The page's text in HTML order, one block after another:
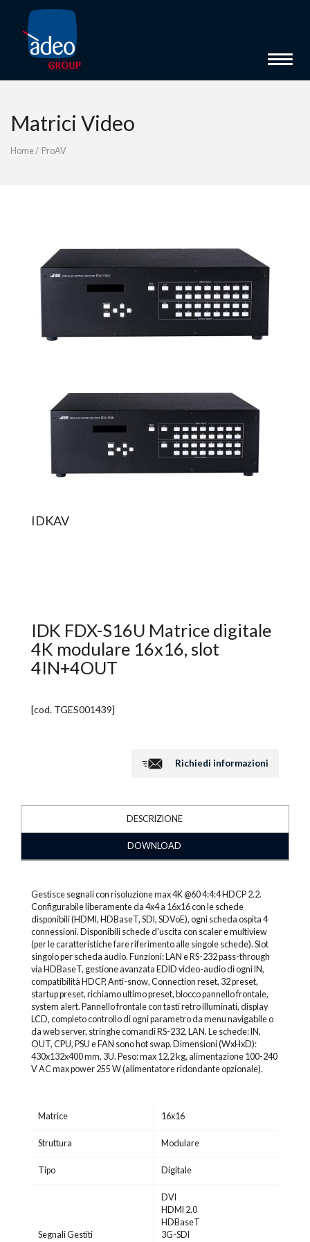
Toggle
Matrici Video
Home/ ProAV
IDKAV
IDK FDX-S16U Matrice digitale
4K modulare 16x16, slot
4IN+4OUT
[cod. TGES001439]
Richiedi informazioni
DESCRIZIONE
DOWNLOAD
Gestisce segnali con risoluzione max 4K @60 4:4:4 HDCP 2.2.
Configurabile liberamente da 4x4 a 16x16 con le schede
disponibili (HDMI, HDBaseT, SDI, SDVoE), ogni scheda ospita 4
connessioni. Disponibili schede d'uscita con scaler e multiview
(per le caratteristiche fare riferimento alle singole schede). Slot
singolo per scheda audio. Funzioni: LAN e RS-232 pass-through
via HDBaseT, gestione avanzata EDID video-audio di ogni IN,
compatibilità HDCP, Anti-snow, Connection reset, 32 preset,
startup preset, richiamo ultimo preset, blocco pannello frontale,
system alert. Pannello frontale con tasti retro illuminati, display
LCD, completo controllo di ogni parametro da menu navigabile o
da web server, stringhe comandi RS-232, LAN. Le schede: IN,
OUT, CPU, PSU e FAN sono hot swap. Dimensioni (WxHxD):
430x132x400 mm, 3U. Peso: max 12,2 kg, alimentazione 100-240
V AC max power 255 W (alimentatore ridondante opzionale).
Matrice 16x16
Struttura Modulare
Tipo Digitale
Segnali Gestiti
DVI
HDMI 2.0
HDBaseT
3G-SDI